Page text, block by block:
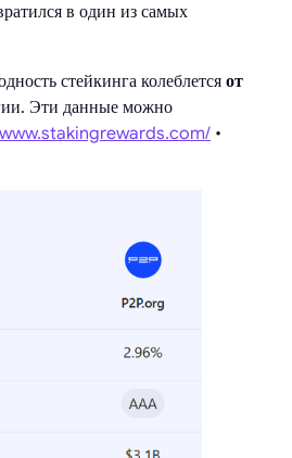
в один из самых
стейкинга колеблется от
Эти данные можно
•